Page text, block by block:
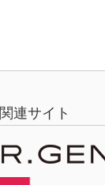
関連サイト